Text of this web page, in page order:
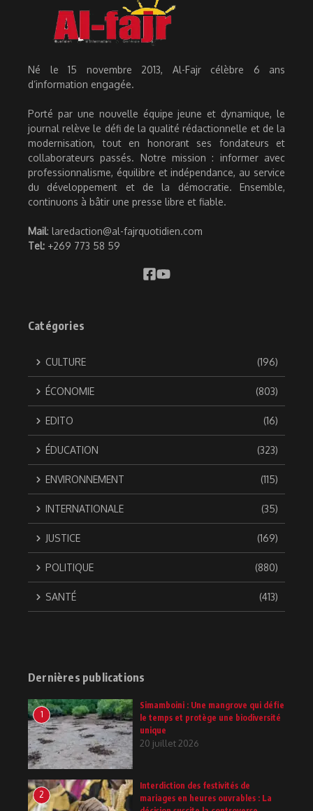
Né le 15 novembre 2013, Al-Fajr célèbre 6 ans
d’information engagée.
Porté par une nouvelle équipe jeune et dynamique, le
journal relève le défi de la qualité rédactionnelle et de la
modernisation, tout en honorant ses fondateurs et
collaborateurs passés. Notre mission : informer avec
professionnalisme, équilibre et indépendance, au service
du développement et de la démocratie. Ensemble,
continuons à bâtir une presse libre et fiable.
Mail: laredaction@al-fajrquotidien.com
Tel: +269 773 58 59
Catégories
CULTURE (196)
ÉCONOMIE (803)
EDITO (16)
ÉDUCATION (323)
ENVIRONNEMENT (115)
INTERNATIONALE (35)
JUSTICE (169)
POLITIQUE (880)
SANTÉ (413)
Dernières publications
1
Simamboini : Une mangrove qui défie
le temps et protège une biodiversité
unique
20 juillet 2026
2
Interdiction des festivités de
mariages en heures ouvrables : La